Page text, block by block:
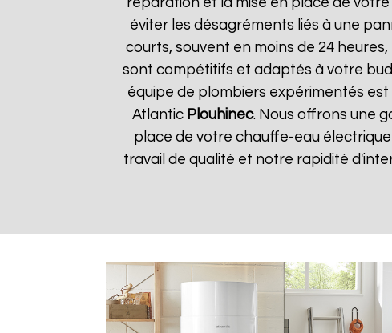
éviter les désagréments liés à une
courts, souvent en moins de 24
sont compétitifs et adaptés à votre
équipe de plombiers expérimentés
Atlantic Plouhinec. Nous offrons une
place de votre chauffe-eau
travail de qualité et notre rapidité